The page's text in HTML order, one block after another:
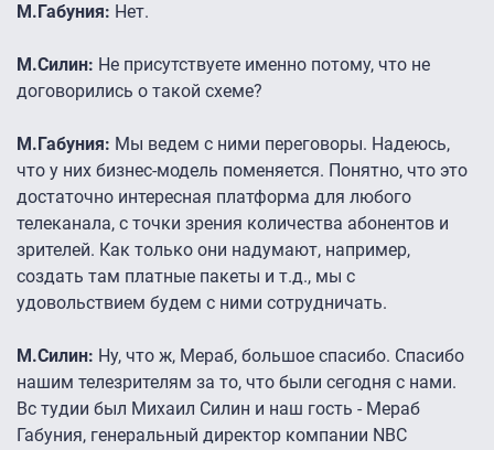
М.Габуния: Нет.
М.Силин: Не присутствуете именно потому, что не
договорились о такой схеме?
М.Габуния: Мы ведем с ними переговоры. Надеюсь,
что у них бизнес-модель поменяется. Понятно, что это
достаточно интересная платформа для любого
телеканала, с точки зрения количества абонентов и
зрителей. Как только они надумают, например,
создать там платные пакеты и т.д., мы с
удовольствием будем с ними сотрудничать.
М.Силин: Ну, что ж, Мераб, большое спасибо. Спасибо
нашим телезрителям за то, что были сегодня с нами.
Вс тудии был Михаил Силин и наш гость - Мераб
Габуния, генеральный директор компании NBC